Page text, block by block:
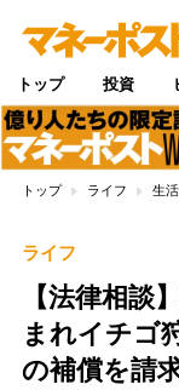
トップ 投資
トップ ライフ 生活
ライフ
【法律相談
まれイチゴ
の補償を請